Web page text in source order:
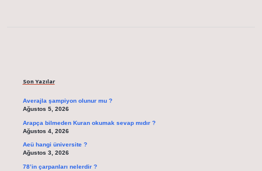
Son Yazılar
Averajla şampiyon olunur mu ?
Ağustos 5, 2026
Arapça bilmeden Kuran okumak sevap mıdır ?
Ağustos 4, 2026
Aeü hangi üniversite ?
Ağustos 3, 2026
78’in çarpanları nelerdir ?